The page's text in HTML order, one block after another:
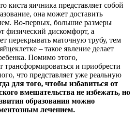
киста яичника представляет собой
она может доставить
Во-первых, большие размеры
физический дискомфорт, а
перекрывать маточную трубу, тем
– такое явление делает
Помимо этого,
трансформироваться и приобрести
что представляет уже реальную
для того, чтобы избавиться от
вмешательства не избежать, но
образования можно
лечением.